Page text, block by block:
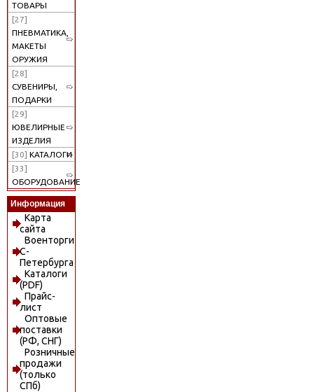
ТОВАРЫ
[27]
ПНЕВМАТИКА,
МАКЕТЫ
ОРУЖИЯ
[28]
СУВЕНИРЫ,
ПОДАРКИ
[29]
ЮВЕЛИРНЫЕ
ИЗДЕЛИЯ
[30] КАТАЛОГИ
[33]
ОБОРУДОВАНИЕ
Информация
Карта
сайта
Военторги
С-
Петербурга
Каталоги
(PDF)
Прайс-
лист
Оптовые
поставки
(РФ, СНГ)
Розничные
продажи
(только
СПб)